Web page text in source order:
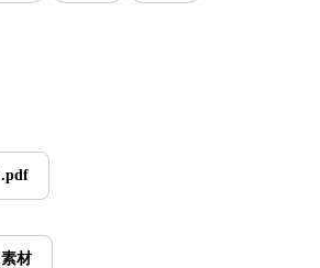
.pdf
材